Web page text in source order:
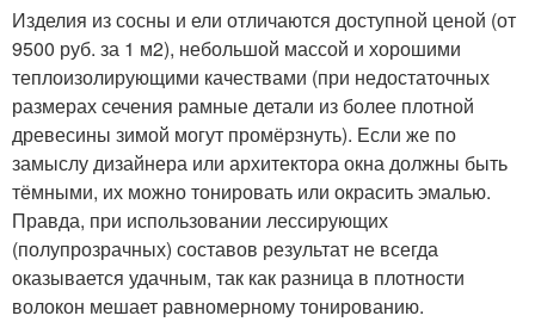
Изделия из сосны и ели отличаются доступной ценой (от
9500 руб. за 1 м2), небольшой массой и хорошими
теплоизолирующими качествами (при недостаточных
размерах сечения рамные детали из более плотной
древесины зимой могут промёрзнуть). Если же по
замыслу дизайнера или архитектора окна должны быть
тёмными, их можно тонировать или окрасить эмалью.
Правда, при использовании лессирующих
(полупрозрачных) составов результат не всегда
оказывается удачным, так как разница в плотности
волокон мешает равномерному тонированию.